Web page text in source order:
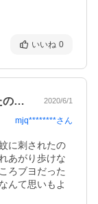
いいね 0
先日庭で足首を虫に刺され、痒かったので… 2020/6/1
mjq********さん
に刺されたの
あがり歩けな
ろブヨだった
んて思いもよ